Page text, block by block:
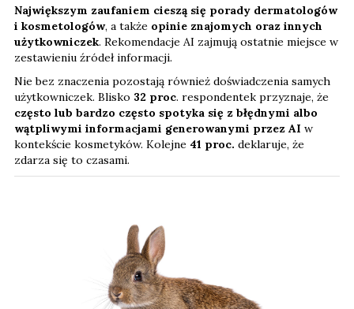
Największym zaufaniem cieszą się porady dermatologów
i kosmetologów, a także opinie znajomych oraz innych
użytkowniczek. Rekomendacje AI zajmują ostatnie miejsce w
zestawieniu źródeł informacji.
Nie bez znaczenia pozostają również doświadczenia samych
użytkowniczek. Blisko 32 proc. respondentek przyznaje, że
często lub bardzo często spotyka się z błędnymi albo
wątpliwymi informacjami generowanymi przez AI w
kontekście kosmetyków. Kolejne 41 proc. deklaruje, że
zdarza się to czasami.